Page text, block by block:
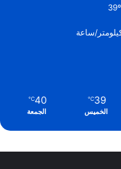
39
℃
الخميس
40
℃
الجمعة